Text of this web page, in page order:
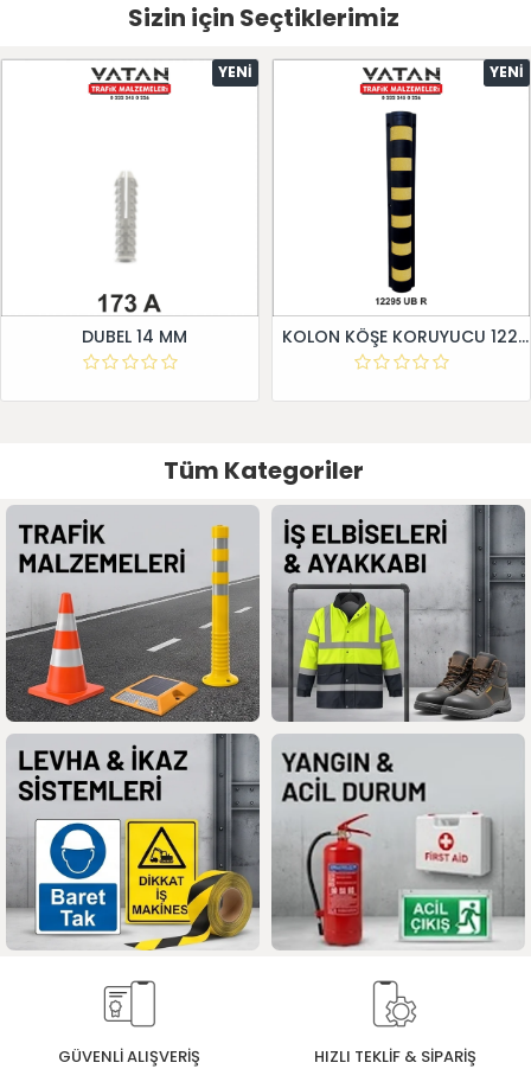
Sizin için Seçtiklerimiz
YENI
DUBEL 14 MM
YENI
KOLON KÖŞE KORUYUCU 12295 UB R
Tüm Kategoriler
GÜVENLİ ALIŞVERİŞ HIZLI TEKLİF & SİPARİŞ